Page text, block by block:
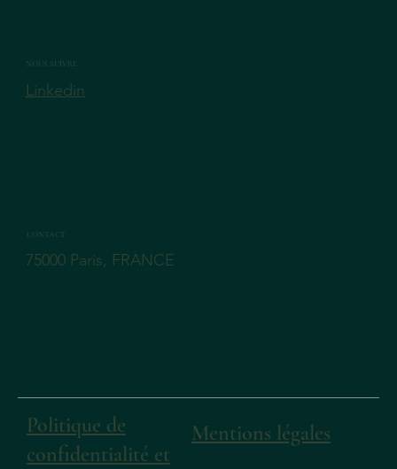
NOUS SUIVRE
Linkedin
CONTACT
75000 Paris, FRANCE
Mentions légales
Politique de
confidentialité et